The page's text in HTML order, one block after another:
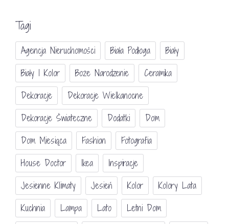
Tagi
Agencja Nieruchomości Biała Podłoga
Biały
Biały I Kolor
Boże Narodzenie
Ceramika
Dekoracje
Dekoracje Wielkanocne
Dekoracje Świateczne
Dodatki
Dom
Dom Miesiąca
Fashion
Fotografia
House Doctor
Ikea
Inspiracje
Jesienne Klimaty
Jesień Kolor
Kolory Lata
Kuchnia
Lampa Lato
Letni Dom